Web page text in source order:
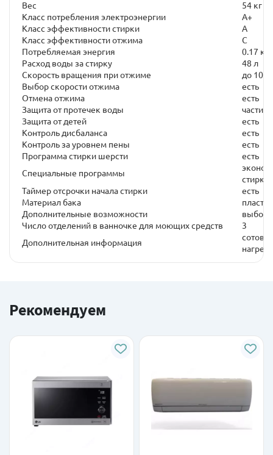
Вес
54 кг
Класс потребления электроэнергии
A+
Класс эффективности стирки
A
Класс эффективности отжима
C
Потребляемая энергия
0.17
Расход воды за стирку
48 л
Скорость вращения при отжиме
до
Выбор скорости отжима
есть
Отмена отжима
есть
Защита от протечек воды
Защита от детей
есть
Контроль дисбаланса
есть
Контроль за уровнем пены
есть
Программа стирки шерсти
есть
Специальные программы
Таймер отсрочки начала стирки
есть
Материал бака
пластик
Дополнительные возможности
выбор
Число отделений в ванночке для моющих средств
3
Дополнительная информация
Рекомендуем